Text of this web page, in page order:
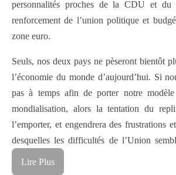
personnalités proches de la CDU et du
renforcement de l’union politique et
zone euro.
Seuls, nos deux pays ne pèseront bientôt
l’économie du monde d’aujourd’hui. Si
pas à temps afin de porter notre
mondialisation, alors la tentation du
l’emporter, et engendrera des frustrations
desquelles les difficultés de l’Union
Lire Plus